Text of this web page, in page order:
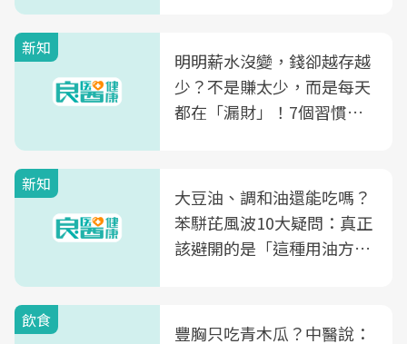
新知
明明薪水沒變，錢卻越存越
少？不是賺太少，而是每天
都在「漏財」！7個習慣一
新知
大豆油、調和油還能吃嗎？
苯駢芘風波10大疑問：真正
該避開的是「這種用油方
飲食
豐胸只吃青木瓜？中醫說：